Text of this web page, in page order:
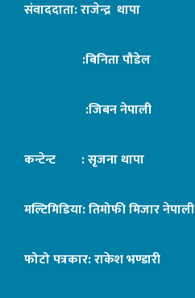
संवाददाता: राजेन्द्र थापा
:बिनिता पौडेल
:जिबन नेपाली
कन्टेन्ट : सृजना थापा
मल्टिमिडिया: तिमोफी मिजार नेपाली
फोटो पत्रकार: राकेश भण्डारी